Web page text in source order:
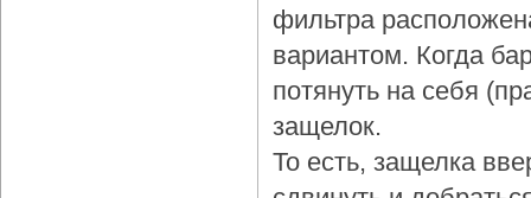
фильтра
вариантом. Когда
потянуть на себя
защелок.
То есть, защелка